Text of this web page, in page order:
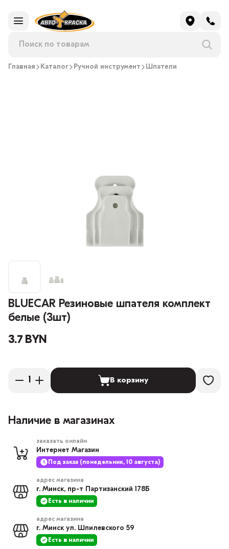
Главная Каталог Ручной инструмент Шпатели
BLUECAR Резиновые шпателя комплект
белые (3шт)
3.7 BYN
В корзину
Наличие в магазинах
заказать онлайн
Интернет Магазин
Под заказ (понедельник, 10 августа)
адрес магазина
г. Минск, пр-т Партизанский 178Б
Есть в наличии
адрес магазина
г. Минск ул. Шпилевского 59
Есть в наличии